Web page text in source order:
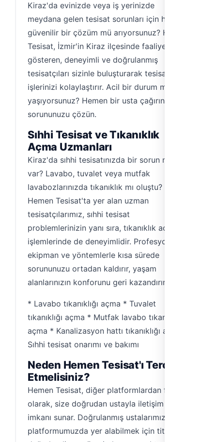
Kiraz'da evinizde veya iş yerinizde
meydana gelen tesisat sorunları için hızlı ve
güvenilir bir çözüm mü arıyorsunuz? Hemen
Tesisat, İzmir'in Kiraz ilçesinde faaliyet
gösteren, deneyimli ve doğrulanmış
tesisatçıları sizinle buluşturarak tesisat
işlerinizi kolaylaştırır. Acil bir durum mu
yaşıyorsunuz? Hemen bir usta çağırın ve
sorununuzu çözün.
Sıhhi Tesisat ve Tıkanıklık
Açma Uzmanları
Kiraz'da sıhhi tesisatınızda bir sorun mu
var? Lavabo, tuvalet veya mutfak
lavabozlarınızda tıkanıklık mı oluştu?
Hemen Tesisat'ta yer alan uzman
tesisatçılarımız, sıhhi tesisat
problemlerinizin yanı sıra, tıkanıklık açma
işlemlerinde de deneyimlidir. Profesyonel
ekipman ve yöntemlerle kısa sürede
sorununuzu ortadan kaldırır, yaşam
alanlarınızın konforunu geri kazandırır.
* Lavabo tıkanıklığı açma * Tuvalet
tıkanıklığı açma * Mutfak lavabo tıkanıklığı
açma * Kanalizasyon hattı tıkanıklığı açma *
Sıhhi tesisat onarımı ve bakımı
Neden Hemen Tesisat'ı Tercih
Etmelisiniz?
Hemen Tesisat, diğer platformlardan farklı
olarak, size doğrudan ustayla iletişim kurma
imkanı sunar. Doğrulanmış ustalarımız,
platformumuzda yer alabilmek için titiz bir